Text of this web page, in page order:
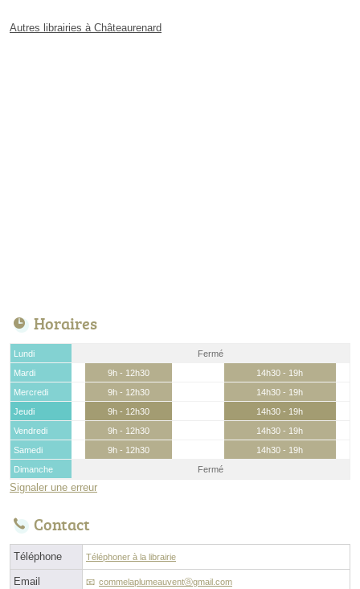
Autres librairies à Châteaurenard
Horaires
Lundi
Fermé
Mardi
9h - 12h30
14h30 - 19h
Mercredi
9h - 12h30
14h30 - 19h
Jeudi
9h - 12h30
14h30 - 19h
Vendredi
9h - 12h30
14h30 - 19h
Samedi
9h - 12h30
14h30 - 19h
Dimanche
Fermé
Signaler une erreur
Contact
Téléphone Téléphoner à la librairie
Email commelaplumeauventⓐgmail.com